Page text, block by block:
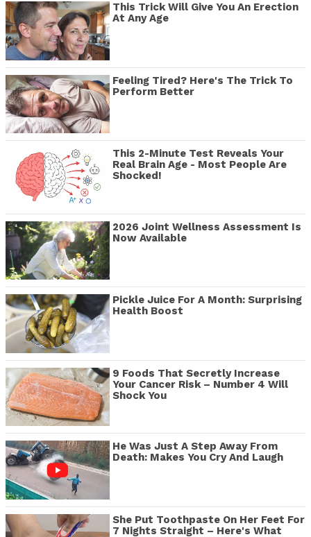
This Trick Will Give You An Erection
At Any Age
Feeling Tired? Here's The Trick To
Perform Better
This 2-Minute Test Reveals Your
Real Brain Age - Most People Are
Shocked!
2026 Joint Wellness Assessment Is
Now Available
Pickle Juice For A Month: Surprising
Health Boost
9 Foods That Secretly Increase
Your Cancer Risk – Number 4 Will
Shock You
He Was Just A Step Away From
Death: Makes You Cry And Laugh
She Put Toothpaste On Her Feet For
7 Nights Straight – Here's What